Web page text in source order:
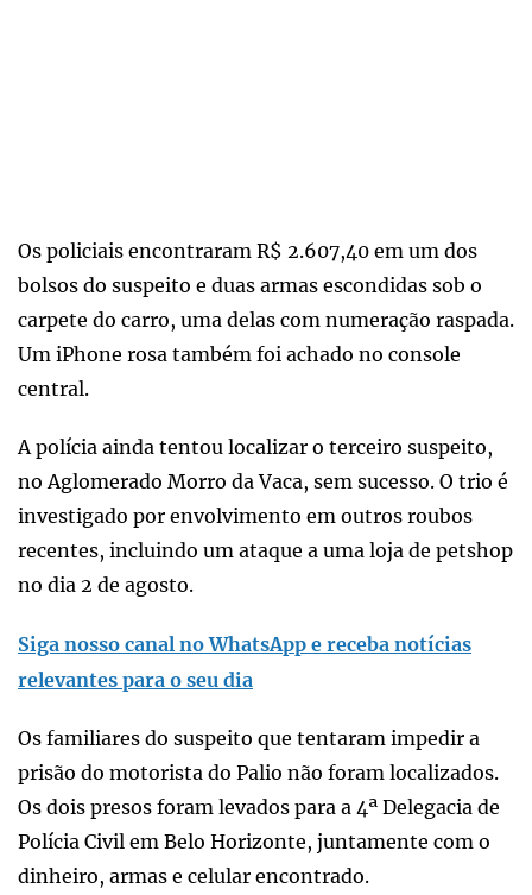
Os policiais encontraram R$ 2.607,40 em um dos
bolsos do suspeito e duas armas escondidas sob o
carpete do carro, uma delas com numeração raspada.
Um iPhone rosa também foi achado no console
central.
A polícia ainda tentou localizar o terceiro suspeito,
no Aglomerado Morro da Vaca, sem sucesso. O trio é
investigado por envolvimento em outros roubos
recentes, incluindo um ataque a uma loja de petshop
no dia 2 de agosto.
Siga nosso canal no WhatsApp e receba notícias
relevantes para o seu dia
Os familiares do suspeito que tentaram impedir a
prisão do motorista do Palio não foram localizados.
Os dois presos foram levados para a 4ª Delegacia de
Polícia Civil em Belo Horizonte, juntamente com o
dinheiro, armas e celular encontrado.